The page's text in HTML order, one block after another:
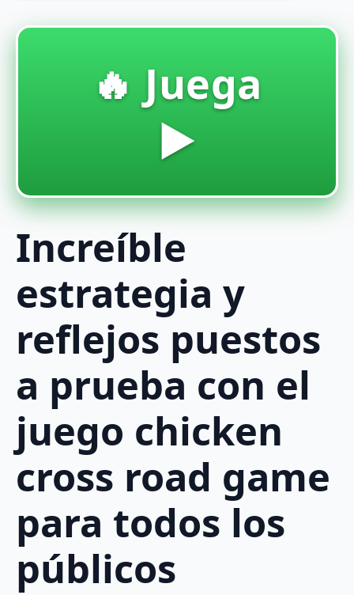
🔥 Juega
▶️
Increíble
estrategia y
reflejos puestos
a prueba con el
juego chicken
cross road game
para todos los
públicos